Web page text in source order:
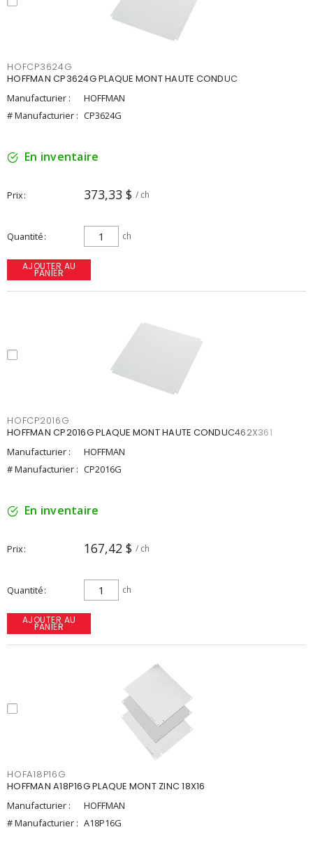
HOFCP3624G
HOFFMAN CP3624G PLAQUE MONT HAUTE CONDUC
Manufacturier :
HOFFMAN
# Manufacturier : CP3624G
En inventaire
Prix 373,33 $ / ch
Quantité ch
AJOUTER AU
PANIER
HOFCP2016G
HOFFMAN CP2016G PLAQUE MONT HAUTE CONDUC462X361
Manufacturier :
HOFFMAN
# Manufacturier : CP2016G
En inventaire
Prix 167,42 $ / ch
Quantité ch
AJOUTER AU
PANIER
HOFA18P16G
HOFFMAN A18P16G PLAQUE MONT ZINC 18X16
Manufacturier :
HOFFMAN
# Manufacturier : A18P16G